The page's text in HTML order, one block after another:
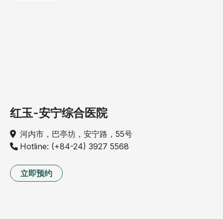
红玉-安宁综合医院
河内市，巴亭坊，安宁路，55号
Hotline: (+84-24) 3927 5568
立即预约